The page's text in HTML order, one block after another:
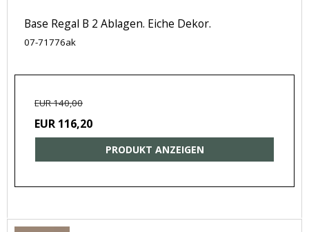
Base Regal B 2 Ablagen. Eiche Dekor.
07-71776ak
EUR 140,00
EUR 116,20
PRODUKT ANZEIGEN